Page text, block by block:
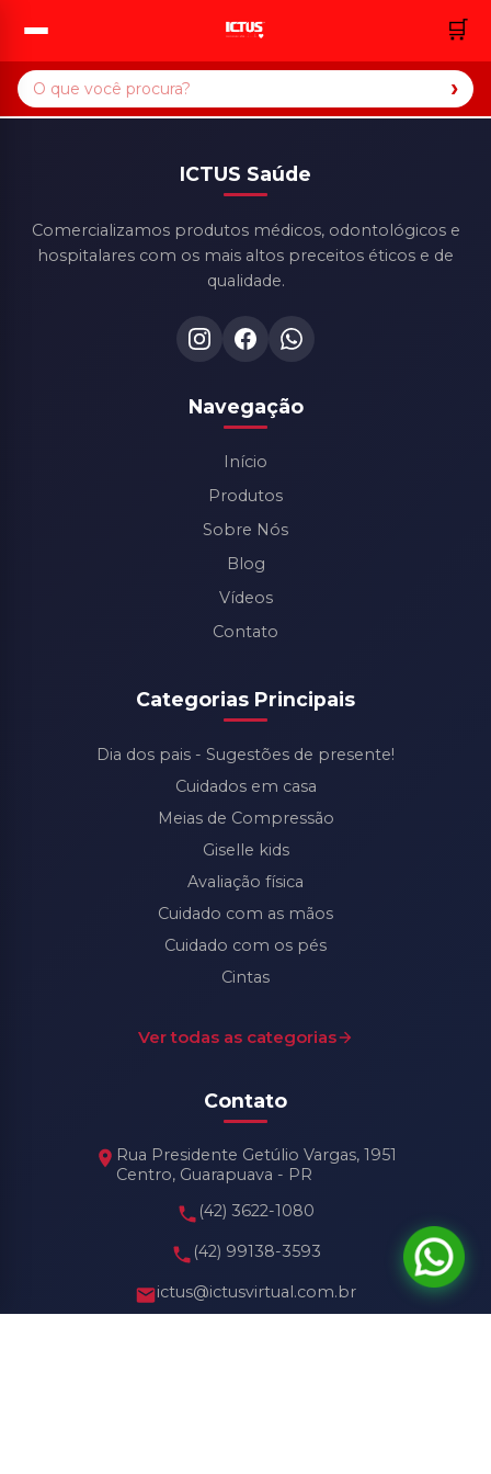
ICTUS Saúde
Comercializamos produtos médicos, odontológicos e
hospitalares com os mais altos preceitos éticos e de
qualidade.
Navegação
Início
Produtos
Sobre Nós
Blog
Vídeos
Contato
Categorias Principais
Dia dos pais - Sugestões de presente!
Cuidados em casa
Meias de Compressão
Giselle kids
Avaliação física
Cuidado com as mãos
Cuidado com os pés
Cintas
Ver todas as categorias
Contato
Rua Presidente Getúlio Vargas, 1951
Centro, Guarapuava - PR
(42) 3622-1080
(42) 99138-3593
ictus@ictusvirtual.com.br
🛒
›